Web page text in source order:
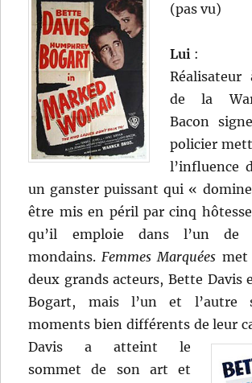
(pas vu)
Lui :
de la
Bacon
policier
l’influence
un ganster puissant qui «
être mis en péril par cinq
qu’il emploie dans l’un de
mondains.Femmes Marquées met
deux grands acteurs, Bette Davis
Bogart, mais l’un et l’autre
moments bien différents de leur
Davis a atteint le
sommet de son art et